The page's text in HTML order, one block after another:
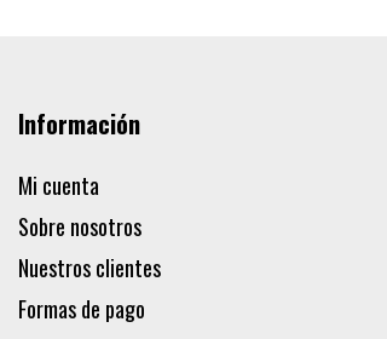
Información
Mi cuenta
Sobre nosotros
Nuestros clientes
Formas de pago